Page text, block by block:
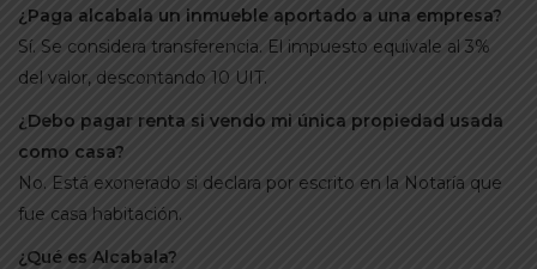
¿Paga alcabala un inmueble aportado a una empresa?
Sí. Se considera transferencia. El impuesto equivale al 3%
del valor, descontando 10 UIT.
¿Debo pagar renta si vendo mi única propiedad usada
como casa?
No. Está exonerado si declara por escrito en la Notaría que
fue casa habitación.
¿Qué es Alcabala?